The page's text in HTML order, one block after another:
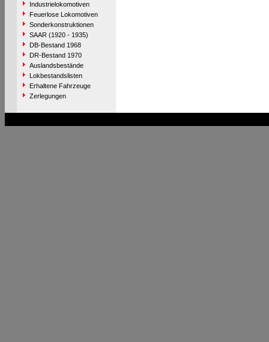
Industrielokomotiven
Feuerlose Lokomotiven
Sonderkonstruktionen
SAAR (1920 - 1935)
DB-Bestand 1968
DR-Bestand 1970
Auslandsbestände
Lokbestandslisten
Erhaltene Fahrzeuge
Zerlegungen